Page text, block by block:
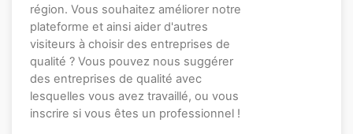
région. Vous souhaitez améliorer notre
plateforme et ainsi aider d'autres
visiteurs à choisir des entreprises de
qualité ? Vous pouvez nous suggérer
des entreprises de qualité avec
lesquelles vous avez travaillé, ou vous
inscrire si vous êtes un professionnel !